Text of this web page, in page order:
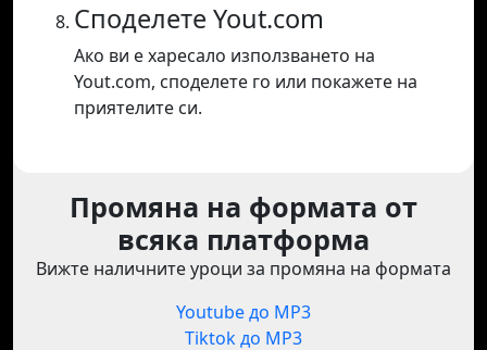
Споделете Yout.com
Ако ви е харесало използването на
Yout.com, споделете го или покажете на
приятелите си.
Промяна на формата от
всяка платформа
Вижте наличните уроци за промяна на формата
Youtube до MP3
Tiktok до MP3